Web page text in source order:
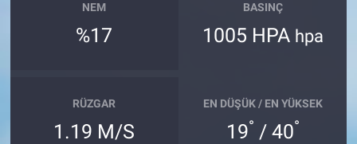
NEM
%17
BASINÇ
1005 HPA hpa
RÜZGAR
1.19 M/S
EN DÜŞÜK / EN YÜKSEK
19° / 40°